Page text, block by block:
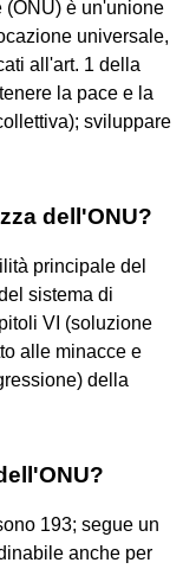
(ONU) è un'unione
universale,
all'art. 1 della
la pace e la
sviluppare
dell'ONU?
principale del
sistema di
VI (soluzione
alle minacce e
della
193; segue un
anche per